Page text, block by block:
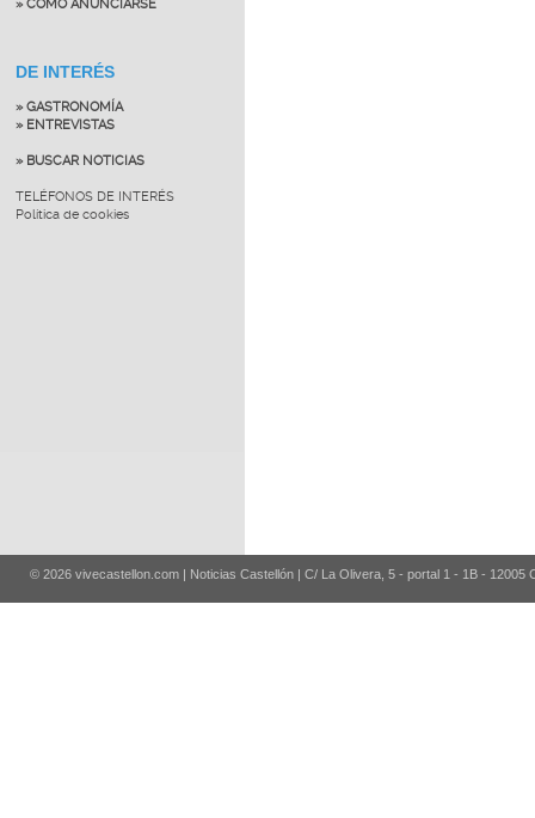
» CÓMO ANUNCIARSE
DE INTERÉS
» GASTRONOMÍA
» ENTREVISTAS
» BUSCAR NOTICIAS
TELÉFONOS DE INTERÉS
Política de cookies
© 2026 vivecastellon.com | Noticias Castellón | C/ La Olivera, 5 - portal 1 - 1B - 12005